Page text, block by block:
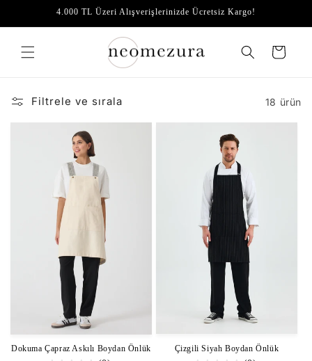
İçeriğe4.000 TL Üzeri Alışverişlerinizde Ücretsiz Kargo!
Sepet
Filtrele ve sırala 18 ürün
Dokuma Çapraz Askılı Boydan Önlük Çizgili Siyah Boydan Önlük